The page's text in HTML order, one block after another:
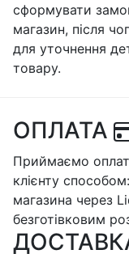
сформувати
магазин, після
для уточнення
товару.
ОПЛАТА
Приймаємо
клієнту
магазина через
безготівковим